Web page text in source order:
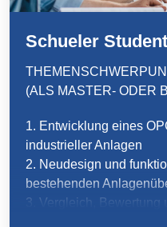
TPE知識
TPE Knowledge Hub
Processing Guides of TPE
永續發展
Corporate Sustainability
Schueler
(ALS MASTER- ODER
1. Entwicklung eines
industrieller Anlagen
2. Neudesign und
bestehenden
3. Vergleich, Bewertung